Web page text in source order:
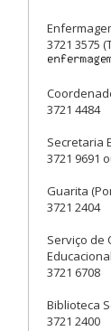
3721 3575
3721 4484
Secretaria
3721 9691
Guarita
3721 2404
Serviço de
3721 6708
Biblioteca
3721 2400